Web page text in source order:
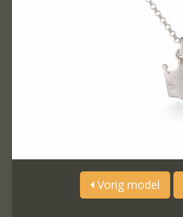
Vorig model